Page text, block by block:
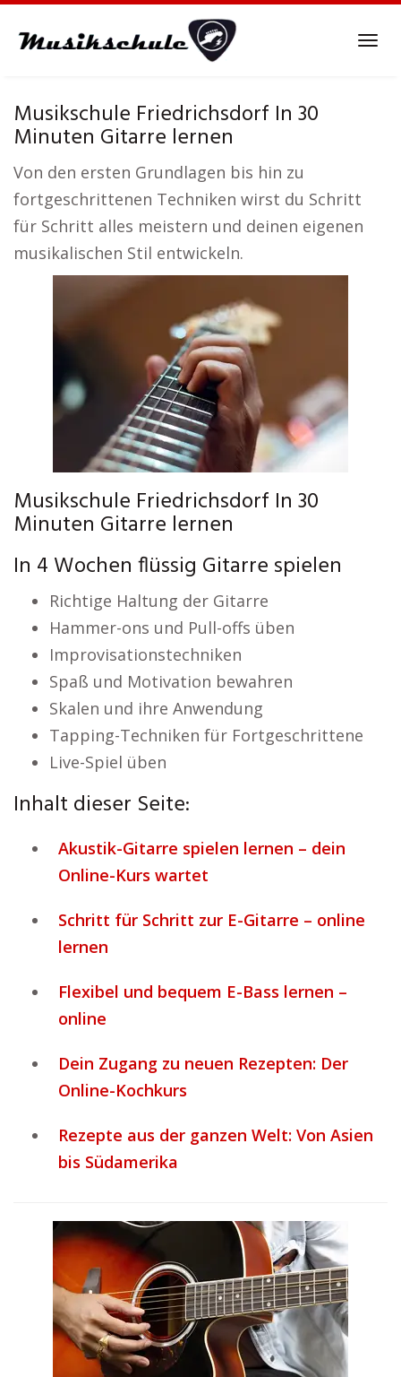
Musikschule Friedrichsdorf In 30
Minuten Gitarre lernen
Von den ersten Grundlagen bis hin zu
fortgeschrittenen Techniken wirst du Schritt
für Schritt alles meistern und deinen eigenen
musikalischen Stil entwickeln.
Musikschule Friedrichsdorf In 30
Minuten Gitarre lernen
In 4 Wochen flüssig Gitarre spielen
Richtige Haltung der Gitarre
Hammer-ons und Pull-offs üben
Improvisationstechniken
Spaß und Motivation bewahren
Skalen und ihre Anwendung
Tapping-Techniken für Fortgeschrittene
Live-Spiel üben
Inhalt dieser Seite:
Akustik-Gitarre spielen lernen – dein
Online-Kurs wartet
Schritt für Schritt zur E-Gitarre – online
lernen
Flexibel und bequem E-Bass lernen –
online
Dein Zugang zu neuen Rezepten: Der
Online-Kochkurs
Rezepte aus der ganzen Welt: Von Asien
bis Südamerika